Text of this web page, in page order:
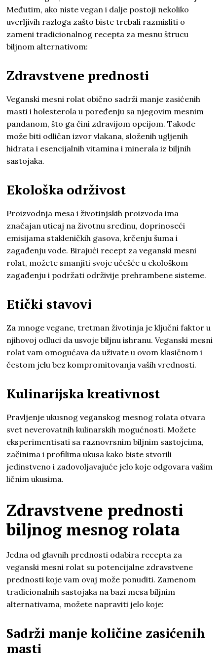
Međutim, ako niste vegan i dalje postoji nekoliko
uverljivih razloga zašto biste trebali razmisliti o
zameni tradicionalnog recepta za mesnu štrucu
biljnom alternativom:
Zdravstvene prednosti
Veganski mesni rolat obično sadrži manje zasićenih
masti i holesterola u poređenju sa njegovim mesnim
pandanom, što ga čini zdravijom opcijom. Takođe
može biti odličan izvor vlakana, složenih ugljenih
hidrata i esencijalnih vitamina i minerala iz biljnih
sastojaka.
Ekološka održivost
Proizvodnja mesa i životinjskih proizvoda ima
značajan uticaj na životnu sredinu, doprinoseći
emisijama stakleničkih gasova, krčenju šuma i
zagađenju vode. Birajući recept za veganski mesni
rolat, možete smanjiti svoje učešće u ekološkom
zagađenju i podržati održivije prehrambene sisteme.
Etički stavovi
Za mnoge vegane, tretman životinja je ključni faktor u
njihovoj odluci da usvoje biljnu ishranu. Veganski mesni
rolat vam omogućava da uživate u ovom klasičnom i
čestom jelu bez kompromitovanja vaših vrednosti.
Kulinarijska kreativnost
Pravljenje ukusnog veganskog mesnog rolata otvara
svet neverovatnih kulinarskih mogućnosti. Možete
eksperimentisati sa raznovrsnim biljnim sastojcima,
začinima i profilima ukusa kako biste stvorili
jedinstveno i zadovoljavajuće jelo koje odgovara vašim
ličnim ukusima.
Zdravstvene prednosti
biljnog mesnog rolata
Jedna od glavnih prednosti odabira recepta za
veganski mesni rolat su potencijalne zdravstvene
prednosti koje vam ovaj može ponuditi. Zamenom
tradicionalnih sastojaka na bazi mesa biljnim
alternativama, možete napraviti jelo koje:
Sadrži manje količine zasićenih
masti